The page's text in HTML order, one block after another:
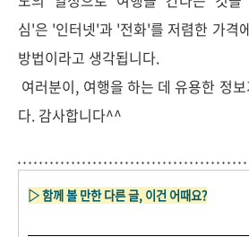
심'은 '인터넷'과 '전화'를 저렴한 가격
방법이라고 생각됩니다.
여러분이, 여행을 하는 데 유용한 정
다. 감사합니다^^
▷ 함께 볼 만한 다른 글, 이건 어때요?